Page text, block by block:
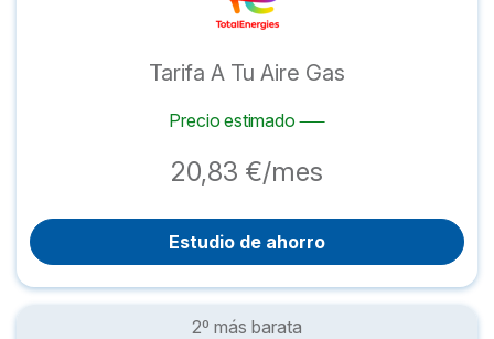
Tarifa A Tu Aire Gas
Precio estimado
20,83 €/mes
Estudio de ahorro
2º más barata